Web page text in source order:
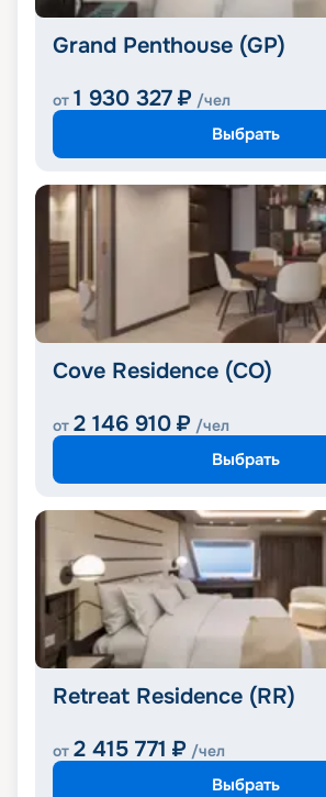
Grand Penthouse (GP)
от 1 930 327 ₽ /чел
Выбрать
Cove Residence (CO)
от 2 146 910 ₽ /чел
Выбрать
Retreat Residence (RR)
от 2 415 771 ₽ /чел
Выбрать